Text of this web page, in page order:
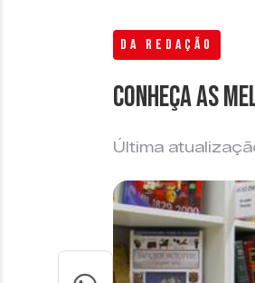
DA REDAÇÃO
Conheça as
Última